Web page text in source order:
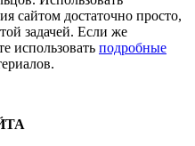
сайтом достаточно просто,
задачей. Если же
использовать подробные